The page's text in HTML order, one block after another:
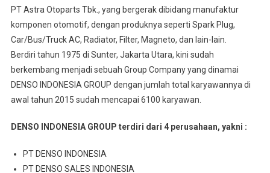
PT Astra Otoparts Tbk., yang bergerak dibidang manufaktur
komponen otomotif, dengan produknya seperti Spark Plug,
Car/Bus/Truck AC, Radiator, Filter, Magneto, dan lain-lain.
Berdiri tahun 1975 di Sunter, Jakarta Utara, kini sudah
berkembang menjadi sebuah Group Company yang dinamai
DENSO INDONESIA GROUP dengan jumlah total karyawannya di
awal tahun 2015 sudah mencapai 6100 karyawan.
DENSO INDONESIA GROUP terdiri dari 4 perusahaan, yakni :
PT DENSO INDONESIA
PT DENSO SALES INDONESIA